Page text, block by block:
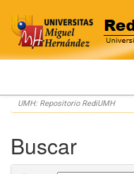
Skip
navigation
UMH: Repositorio RediUMH
Buscar